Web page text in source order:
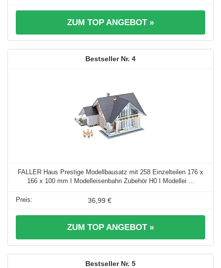
ZUM TOP ANGEBOT »
4
FALLER Haus Prestige Modellbausatz mit 258 Einzelteilen 176 x
166 x 100 mm I Modelleisenbahn Zubehör H0 I Modellei ...
36,99 €
ZUM TOP ANGEBOT »
5